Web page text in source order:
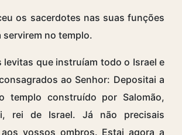
os sacerdotes nas suas funções
servirem no templo.
levitas que instruíam todo o Israel e
ao Senhor: Depositai a
templo construído por Salomão,
rei de Israel. Já não precisais
vossos ombros. Estai agora a